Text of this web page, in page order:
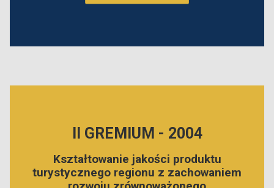
II GREMIUM - 2004
Kształtowanie jakości produktu
turystycznego regionu z zachowaniem